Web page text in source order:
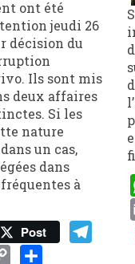
ont été
jeudi 26
décision du
Ils sont mis
deux affaires
Si les
nature
un cas,
dans
à
Post